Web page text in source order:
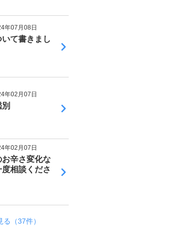
年07月08日
て書きまし
年02月07日
年02月07日
お辛さ変化な
相談くださ
（37件）